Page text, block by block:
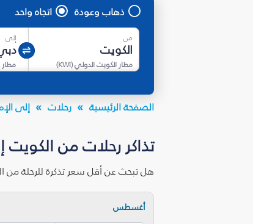
ذهاب وعودة اتجاه واحد
من
مطار الكويت الدولي(
KWI
)
إلى
الصفحة الرئيسية رحلات إلى
تذاكر رحلات من
هل تبحث عن أقل سعر تذكرة للرحلة من
أغسطس